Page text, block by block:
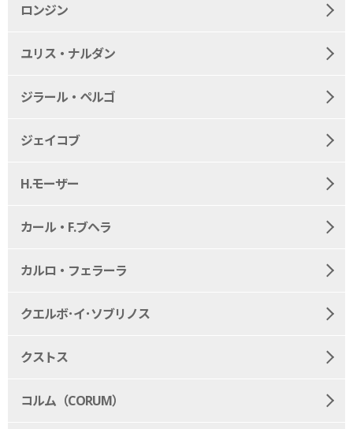
ロンジン
ユリス・ナルダン
ジラール・ペルゴ
ジェイコブ
H.モーザー
カール・F.ブヘラ
カルロ・フェラーラ
クエルボ･イ･ソブリノス
クストス
コルム（CORUM）